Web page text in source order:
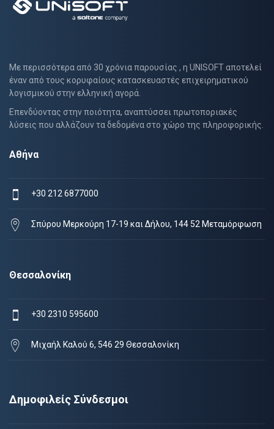
Με περισσότερα από 30 χρόνια παρουσίας , η UNISOFT αποτελεί
έναν από τους κορυφαίους κατασκευαστές επιχειρηματικού
λογισμικού στην ελληνική αγορά.
Επενδύοντας στην ποιότητα, αναπτύσσει πρωτοποριακές
λύσεις που αλλάζουν τα δεδομένα στο χώρο της πληροφορικής.
Αθήνα
+30 212 6877000
Σπύρου Μερκούρη 17-19 και Δήλου, 144 52 Μεταμόρφωση
Θεσσαλονίκη
+30 2310 595600
Μιχαήλ Καλού 6, 546 29 Θεσσαλονίκη
Δημοφιλείς Σύνδεσμοι